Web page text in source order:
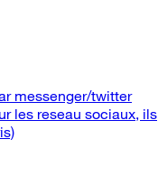
messenger/twitter
les reseau sociaux, ils